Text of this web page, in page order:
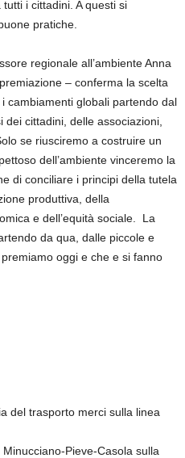
i cittadini. A questi si
pratiche.
regionale all’ambiente Anna
– conferma la scelta
cambiamenti globali partendo dal
cittadini, delle associazioni,
se riusciremo a costruire un
dell’ambiente vinceremo la
di conciliare i principi della tutela
produttiva, della
e dell’equità sociale. La
da qua, dalle piccole e
oggi e che e si fanno
del trasporto merci sulla linea
Pieve-Casola sulla